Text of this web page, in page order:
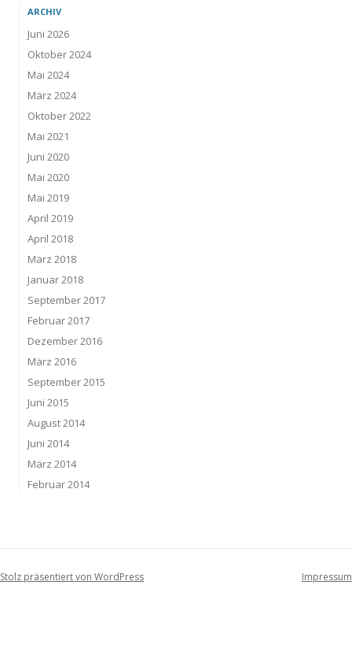
ARCHIV
Juni 2026
Oktober 2024
Mai 2024
März 2024
Oktober 2022
Mai 2021
Juni 2020
Mai 2020
Mai 2019
April 2019
April 2018
März 2018
Januar 2018
September 2017
Februar 2017
Dezember 2016
März 2016
September 2015
Juni 2015
August 2014
Juni 2014
März 2014
Februar 2014
Stolz präsentiert von WordPress Impressum